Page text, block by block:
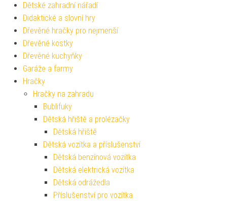
Dětské zahradní nářadí
Didaktické a slovní hry
Dřevěné hračky pro nejmenší
Dřevěné kostky
Dřevěné kuchyňky
Garáže a farmy
Hračky
Hračky na zahradu
Bublifuky
Dětská hřiště a prolézačky
Dětská hřiště
Dětská vozítka a příslušenství
Dětská benzínová vozítka
Dětská elektrická vozítka
Dětská odrážedla
Příslušenství pro vozítka